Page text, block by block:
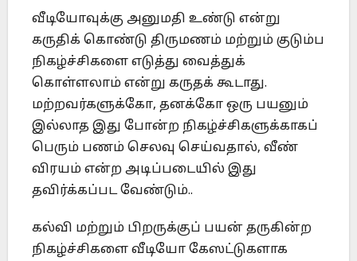
வீடியோவுக்கு அனுமதி உண்டு என்று
கருதிக் கொண்டு திருமணம் மற்றும் குடும்ப
நிகழ்ச்சிகளை எடுத்து வைத்துக்
கொள்ளலாம் என்று கருதக் கூடாது.
மற்றவர்களுக்கோ, தனக்கோ ஒரு பயனும்
இல்லாத இது போன்ற நிகழ்ச்சிகளுக்காகப்
பெரும் பணம் செலவு செய்வதால், வீண்
விரயம் என்ற அடிப்படையில் இது
தவிர்க்கப்பட வேண்டும்..
கல்வி மற்றும் பிறருக்குப் பயன் தருகின்ற
நிகழ்ச்சிகளை வீடியோ கேஸட்டுகளாக